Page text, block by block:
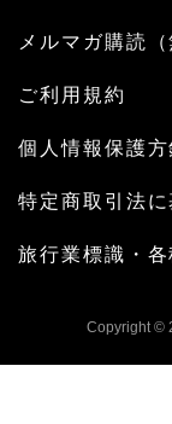
メルマガ購読（
ご利用規約
個人情報保護方
特定商取引法
旅行業標識・各
Copyright ©